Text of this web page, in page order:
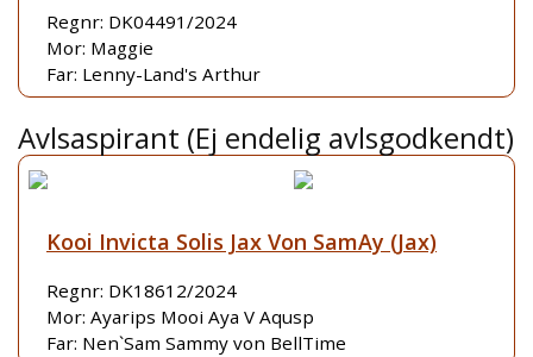
Regnr: DK04491/2024
Mor: Maggie
Far: Lenny-Land's Arthur
Avlsaspirant (Ej endelig avlsgodkendt)
Kooi Invicta Solis Jax Von SamAy (Jax)
Regnr: DK18612/2024
Mor: Ayarips Mooi Aya V Aqusp
Far: Nen`Sam Sammy von BellTime